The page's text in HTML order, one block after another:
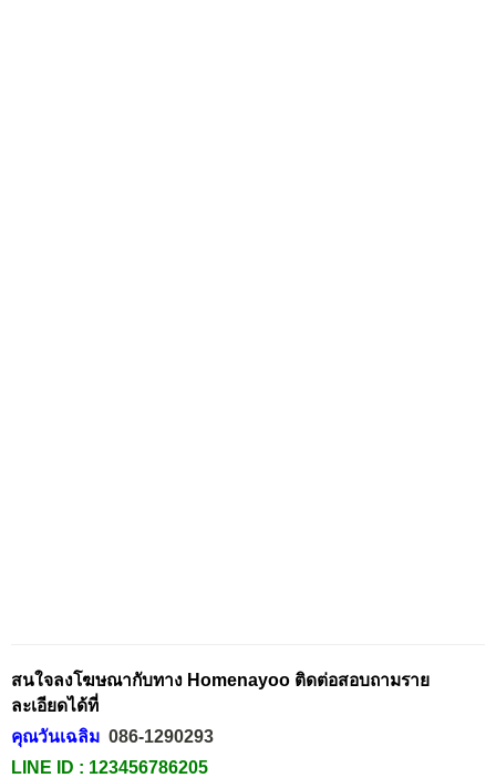
สนใจลงโฆษณากับทาง Homenayoo ติดต่อสอบถามราย
ละเอียดได้ที่
คุณวันเฉลิม 086-1290293
LINE ID : 123456786205